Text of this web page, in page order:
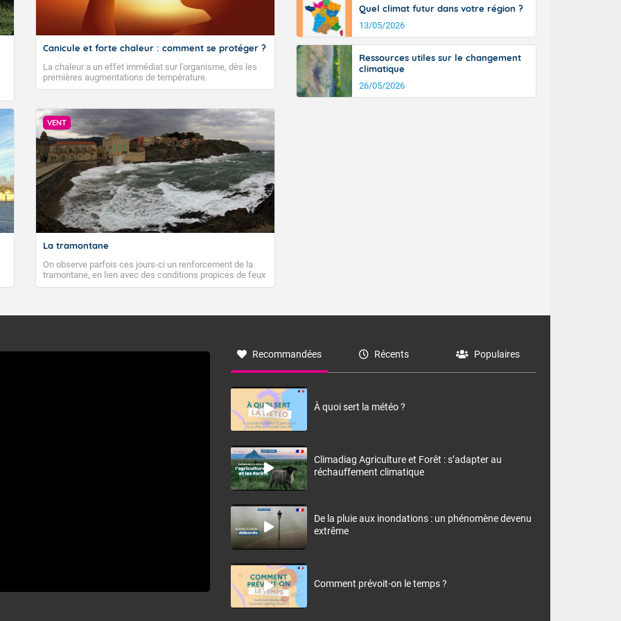
Canicule et forte chaleur : comment se protéger ?
La chaleur a un effet immédiat sur l’organisme, dès les
premières augmentations de température.
VENT
La tramontane
On observe parfois ces jours-ci un renforcement de la
tramontane, en lien avec des conditions propices de feux
de forêt. Mais qu'est-ce que la tramontane ? Quelles sont
à nord-ouest, dans un secteur qui part du Roussillon à la
monts, en allusion aux régions montagneuses d’où
Quel climat futur dans votre région ?
13/05/2026
Ressources utiles sur le changement
climatique
26/05/2026
Recommandées Récents Populaires
À quoi sert la météo ?
Climadiag Agriculture et Forêt : s’adapter au
réchauffement climatique
De la pluie aux inondations : un phénomène devenu
extrême
Comment prévoit-on le temps ?